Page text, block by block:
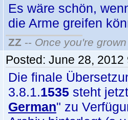
Es wäre schön,
die Arme greifen
ZZ -- Once you're
Posted: June 28, 2012
Die finale
3.8.1.1535 steht
German" zu